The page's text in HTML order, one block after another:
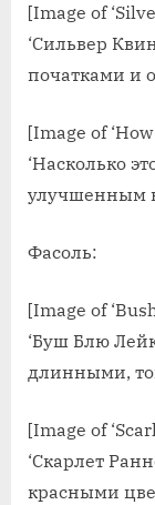
[Image of
‘Сильвер
початками и
[Image of
‘Насколько
улучшенным
Фасоль:
[Image of
‘Буш Блю
длинными,
[Image of
‘Скарлет
красными